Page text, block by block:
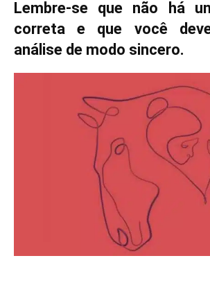
Lembre-se que não há
correta e que você
análise de modo sincero.